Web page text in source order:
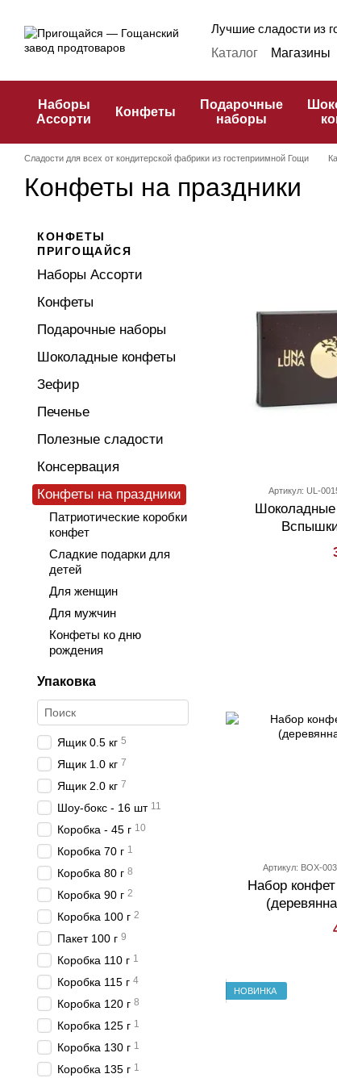
Лучшие сладости из
Каталог
Магазины
Публичная оферта
Наборы
Ассорти
Конфеты
Подарочные
наборы
Сладости для всех от кондитерской фабрики из гостеприимной Гощи
Конфеты на праздники
Артикул: UL-
Шоколадные
Артикул: BOX-
Набор
НОВИНКА
КОНФЕТЫ
ПРИГОЩАЙСЯ
Наборы Ассорти
Конфеты
Подарочные наборы
Шоколадные конфеты
Зефир
Печенье
Полезные сладости
Консервация
Конфеты на праздники
Патриотические коробки
конфет
Сладкие подарки для
детей
Для женщин
Для мужчин
Конфеты ко дню
рождения
Упаковка
Ящик 0.5 кг 5
Ящик 1.0 кг 7
Ящик 2.0 кг 7
Шоу-бокс - 16 шт 11
Коробка - 45 г 10
Коробка 70 г 1
Коробка 80 г 8
Коробка 90 г 2
Коробка 100 г 2
Пакет 100 г 9
Коробка 110 г 1
Коробка 115 г 4
Коробка 120 г 8
Коробка 125 г 1
Коробка 130 г 1
Коробка 135 г 1